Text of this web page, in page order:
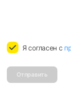
Я согласен с
Отправить